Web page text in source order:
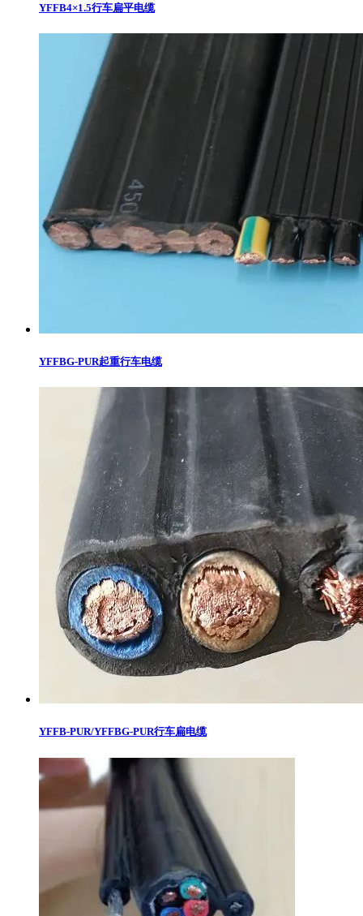
YFFB4×1.5行车扁平电缆
YFFBG-PUR起重行车电缆
YFFB-PUR/YFFBG-PUR行车扁电缆